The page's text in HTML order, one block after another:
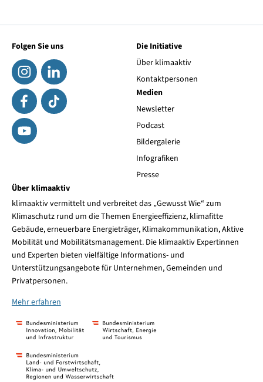
Folgen Sie uns
Die Initiative
Über klimaaktiv
Kontaktpersonen
Medien
Newsletter
Podcast
Bildergalerie
Infografiken
Presse
Über klimaaktiv
klimaaktiv vermittelt und verbreitet das „Gewusst Wie“ zum
Klimaschutz rund um die Themen Energieeffizienz, klimafitte
Gebäude, erneuerbare Energieträger, Klimakommunikation, Aktive
Mobilität und Mobilitätsmanagement. Die klimaaktiv Expertinnen
und Experten bieten vielfältige Informations- und
Unterstützungsangebote für Unternehmen, Gemeinden und
Privatpersonen.
Mehr erfahren